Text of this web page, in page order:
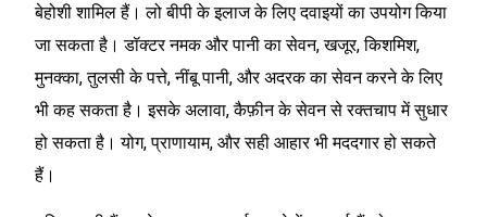
बेहोशी शामिल हैं। लो बीपी के इलाज के लिए दवाइयों का उपयोग किया
जा सकता है। डॉक्टर नमक और पानी का सेवन, खजूर, किशमिश,
मुनक्का, तुलसी के पत्ते, नींबू पानी, और अदरक का सेवन करने के लिए
भी कह सकता है। इसके अलावा, कैफ़ीन के सेवन से रक्तचाप में सुधार
हो सकता है। योग, प्राणायाम, और सही आहार भी मददगार हो सकते
हैं।